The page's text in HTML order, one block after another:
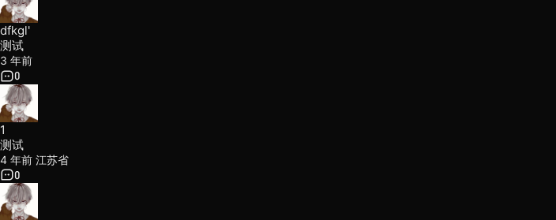
dfkgl'
测试
3 年前
0
1
测试
4 年前 江苏省
0